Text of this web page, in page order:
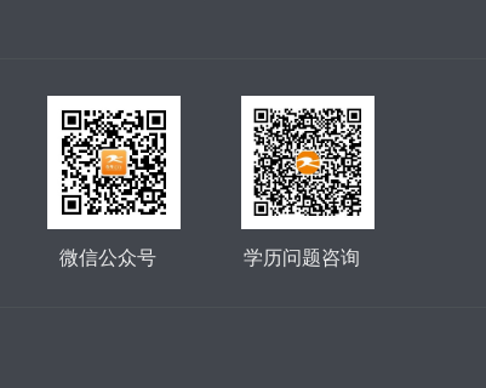
学历问题咨询
微信公众号